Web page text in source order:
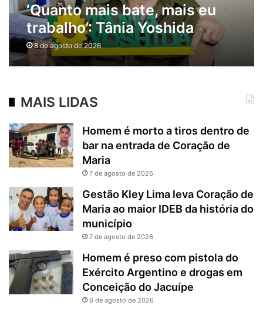
‘Quanto mais bate, mais eu
trabalho’: Tânia Yoshida
destaca andamento de obras
e anuncia novos
8 de agosto de 2026
MAIS LIDAS
Homem é morto a tiros dentro de
bar na entrada de Coração de
Maria
7 de agosto de 2026
Gestão Kley Lima leva Coração de
Maria ao maior IDEB da história do
município
7 de agosto de 2026
Homem é preso com pistola do
Exército Argentino e drogas em
Conceição do Jacuípe
6 de agosto de 2026